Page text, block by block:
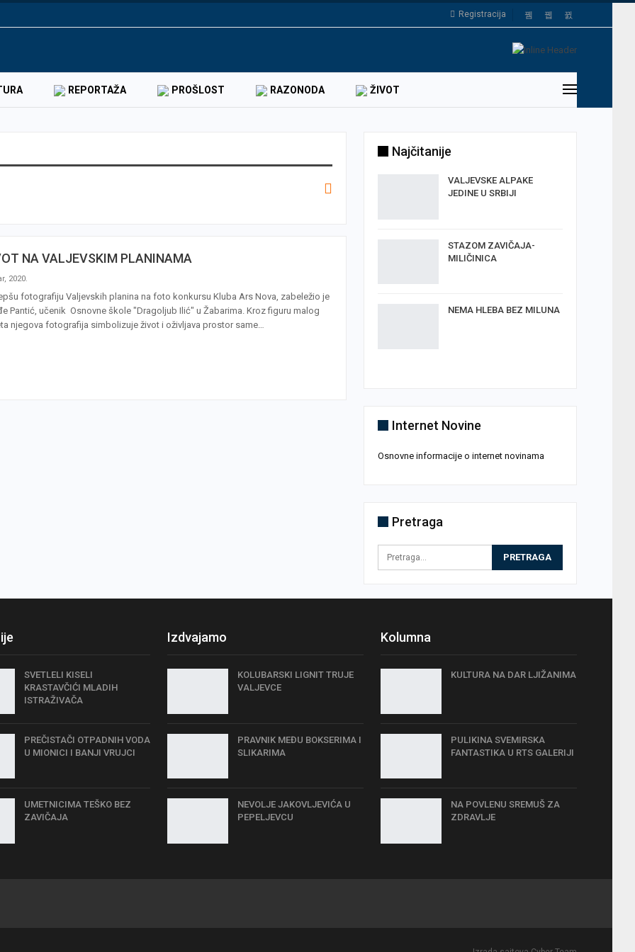
Registracija
REPORTAŽA PROŠLOST RAZONODA ŽIVOT
NA VALJEVSKIM PLANINAMA
2020.
fotografiju Valjevskih planina na foto konkursu Kluba Ars Nova, zabeležio je
Pantić, učenik Osnovne škole "Dragoljub Ilić" u Žabarima. Kroz figuru malog
njegova fotografija simbolizuje život i oživljava prostor same…
Najčitanije
VALJEVSKE ALPAKE
JEDINE U SRBIJI
STAZOM ZAVIČAJA-
MILIČINICA
NEMA HLEBA BEZ MILUNA
Internet Novine
Osnovne informacije o internet novinama
Pretraga
SVETLELI KISELI
KRASTAVČIĆI MLADIH
ISTRAŽIVAČA
PREČISTAČI OTPADNIH VODA
U MIONICI I BANJI VRUJCI
UMETNICIMA TEŠKO BEZ
ZAVIČAJA
Izdvajamo
KOLUBARSKI LIGNIT TRUJE
VALJEVCE
PRAVNIK MEĐU BOKSERIMA I
SLIKARIMA
NEVOLJE JAKOVLJEVIĆA U
PEPELJEVCU
Kolumna
KULTURA NA DAR LJIŽANIMA
PULIKINA SVEMIRSKA
FANTASTIKA U RTS GALERIJI
NA POVLENU SREMUŠ ZA
ZDRAVLJE